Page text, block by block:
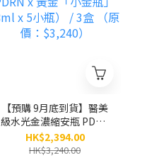
【預購 9月底到貨】醫美
級水光金濃縮安瓶 PDRN
x 黃金「小金瓶」(8ml x
5小瓶） / 3盒 （原價：
HK$2,394.00
HK$3,240.00